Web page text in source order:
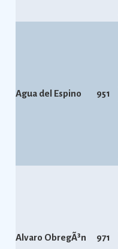
Agua del Espino 951
Alvaro ObregÃ³n 971